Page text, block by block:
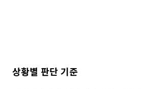
상황별 판단 기준